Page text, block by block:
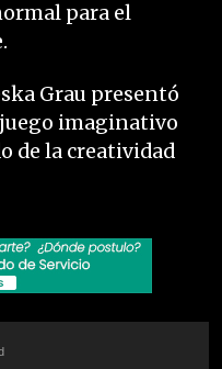
para el
Grau presentó
imaginativo
de la creatividad